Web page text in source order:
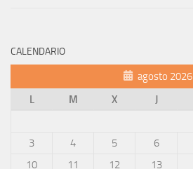
CALENDARIO
agosto 2026
L
M X J
3
4 5 6
10
11 12 13